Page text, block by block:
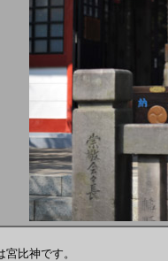
比神です。